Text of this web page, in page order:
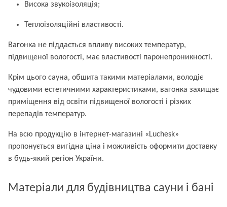
Висока звукоізоляція;
Теплоізоляційні властивості.
Вагонка не піддається впливу високих температур,
підвищеної вологості, має властивості паронепроникності.
Крім цього сауна, обшита такими матеріалами, володіє
чудовими естетичними характеристиками, вагонка захищає
приміщення від освіти підвищеної вологості і різких
перепадів температур.
На всю продукцію в інтернет-магазині «Luchesk»
пропонується вигідна ціна і можливість оформити доставку
в будь-який регіон України.
Матеріали для будівництва сауни і бані